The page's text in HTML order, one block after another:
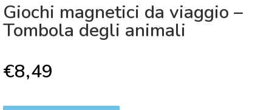
Giochi magnetici da viaggio –
Tombola degli animali
€8,49